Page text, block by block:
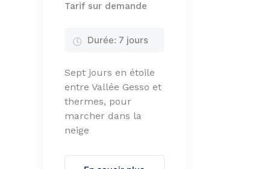
Tarif sur demande
Durée:7 jours
Sept jours en étoile
entre Vallée Gesso et
thermes, pour
marcher dans la
neige